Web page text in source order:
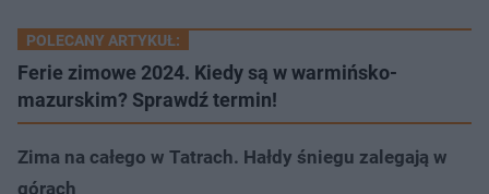
POLECANY ARTYKUŁ:
Ferie zimowe 2024. Kiedy są w warmińsko-
mazurskim? Sprawdź termin!
Zima na całego w Tatrach. Hałdy śniegu zalegają w
górach